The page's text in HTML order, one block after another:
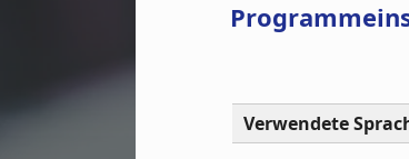
Verwendete